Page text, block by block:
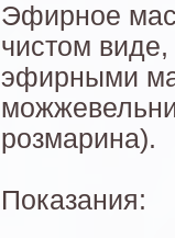
Эфирное
чистом
эфирными
розмарина).
Показания: